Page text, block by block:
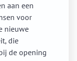
aan een
voor
nieuwe
die
de opening